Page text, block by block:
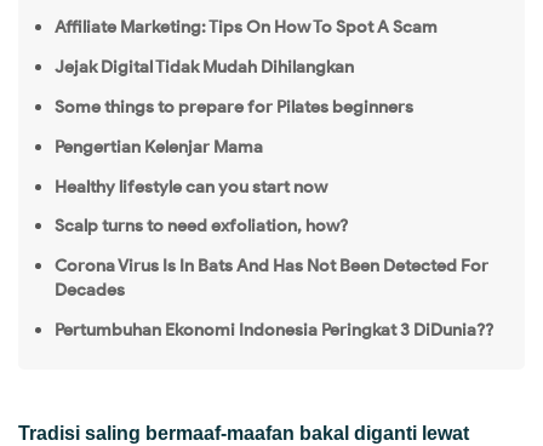
Affiliate Marketing: Tips On How To Spot A Scam
Jejak Digital Tidak Mudah Dihilangkan
Some things to prepare for Pilates beginners
Pengertian Kelenjar Mama
Healthy lifestyle can you start now
Scalp turns to need exfoliation, how?
Corona Virus Is In Bats And Has Not Been Detected For
Decades
Pertumbuhan Ekonomi Indonesia Peringkat 3 DiDunia??
Tradisi saling bermaaf-maafan bakal diganti lewat